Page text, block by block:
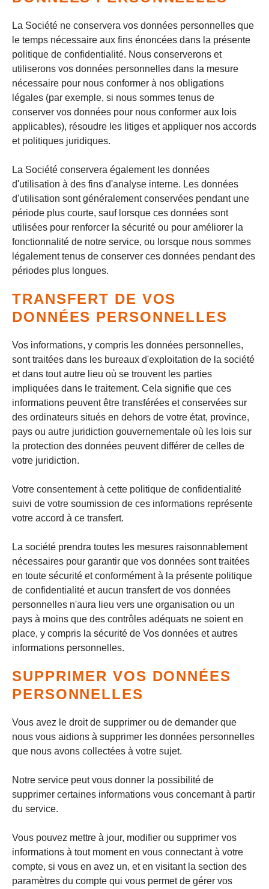
La Société ne conservera vos données personnelles que
le temps nécessaire aux fins énoncées dans la présente
politique de confidentialité. Nous conserverons et
utiliserons vos données personnelles dans la mesure
nécessaire pour nous conformer à nos obligations
légales (par exemple, si nous sommes tenus de
conserver vos données pour nous conformer aux lois
applicables), résoudre les litiges et appliquer nos accords
et politiques juridiques.
La Société conservera également les données
d'utilisation à des fins d'analyse interne. Les données
d'utilisation sont généralement conservées pendant une
période plus courte, sauf lorsque ces données sont
utilisées pour renforcer la sécurité ou pour améliorer la
fonctionnalité de notre service, ou lorsque nous sommes
légalement tenus de conserver ces données pendant des
périodes plus longues.
TRANSFERT DE VOS
DONNÉES PERSONNELLES
Vos informations, y compris les données personnelles,
sont traitées dans les bureaux d'exploitation de la société
et dans tout autre lieu où se trouvent les parties
impliquées dans le traitement. Cela signifie que ces
informations peuvent être transférées et conservées sur
des ordinateurs situés en dehors de votre état, province,
pays ou autre juridiction gouvernementale où les lois sur
la protection des données peuvent différer de celles de
votre juridiction.
Votre consentement à cette politique de confidentialité
suivi de votre soumission de ces informations représente
votre accord à ce transfert.
La société prendra toutes les mesures raisonnablement
nécessaires pour garantir que vos données sont traitées
en toute sécurité et conformément à la présente politique
de confidentialité et aucun transfert de vos données
personnelles n'aura lieu vers une organisation ou un
pays à moins que des contrôles adéquats ne soient en
place, y compris la sécurité de Vos données et autres
informations personnelles.
SUPPRIMER VOS DONNÉES
PERSONNELLES
Vous avez le droit de supprimer ou de demander que
nous vous aidions à supprimer les données personnelles
que nous avons collectées à votre sujet.
Notre service peut vous donner la possibilité de
supprimer certaines informations vous concernant à partir
du service.
Vous pouvez mettre à jour, modifier ou supprimer vos
informations à tout moment en vous connectant à votre
compte, si vous en avez un, et en visitant la section des
paramètres du compte qui vous permet de gérer vos